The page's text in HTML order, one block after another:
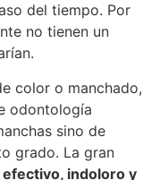
del tiempo. Por
no tienen un
color o manchado,
odontología
sino de
grado. La gran
efectivo, indoloro y